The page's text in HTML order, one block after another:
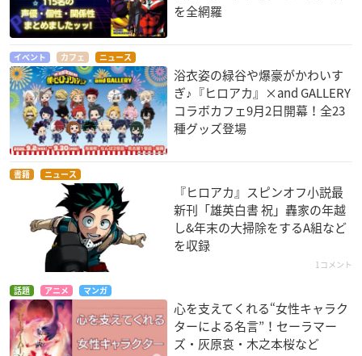
を全網羅
イベント カフェ ニュース
浴衣姿の緑谷や爆豪がかわいす
ぎ♪『ヒロアカ』×and GALLERY
コラボカフェ9月2日開幕！全23
種グッズ登場
書籍 ニュース
『ヒロアカ』スピンオフ小説最
新刊「雄英白書 祝」轟家の年越
し&年末の大掃除をするA組など
を収録
1コメント
話題 アニメ マンガ
心を支えてくれる“女性キャラク
ターによる名言”！セーラマー
ズ・灰原哀・木之本桜など